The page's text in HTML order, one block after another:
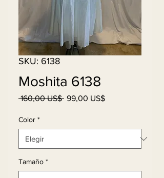
SKU: 6138
Moshita 6138
160,00 US$ Precio
99,00 US$Precio
Color *
Tamaño *